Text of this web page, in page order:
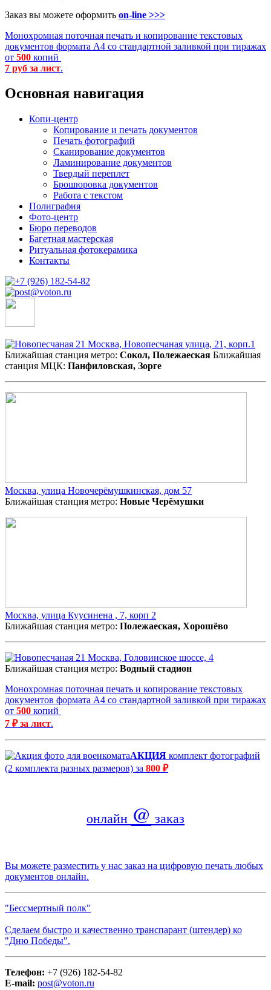
Заказ вы можете оформить on-line >>>
Монохромная поточная печать и копирование текстовых
документов формата А4 со стандартной заливкой при тиражах
от 500 копий
7 руб за лист.
Основная навигация
Копи-центр
Копирование и печать документов
Печать фотографий
Сканирование документов
Ламинирование документов
Твердый переплет
Брошюровка документов
Работа с текстом
Полиграфия
Фото-центр
Бюро переводов
Багетная мастерская
Ритуальная фотокерамика
Контакты
Москва, Новопесчаная улица, 21, корп.1
Ближайшая станция метро: Сокол, Полежаеская Ближайшая
станция МЦК: Панфиловская, Зорге
Москва, улица Новочерёмушкинская, дом 57
Ближайшая станция метро: Новые Черёмушки
Москва, улица Куусинена , 7, корп 2
Ближайшая станция метро: Полежаеская, Хорошёво
Москва, Головинское шоссе, 4
Ближайшая станция метро: Водный стадион
Монохромная поточная печать и копирование текстовых
документов формата А4 со стандартной заливкой при тиражах
от 500 копий
7 ₽ за лист.
АКЦИЯ комплект фотографий
(2 комплекта разных размеров) за 800 ₽
онлайн @ заказ
Вы можете разместить у нас заказ на цифровую печать любых
документов онлайн.
"Бессмертный полк"
Сделаем быстро и качественно транспарант (штендер) ко
"Дню Победы".
Телефон: +7 (926) 182-54-82
E-mail: post@voton.ru